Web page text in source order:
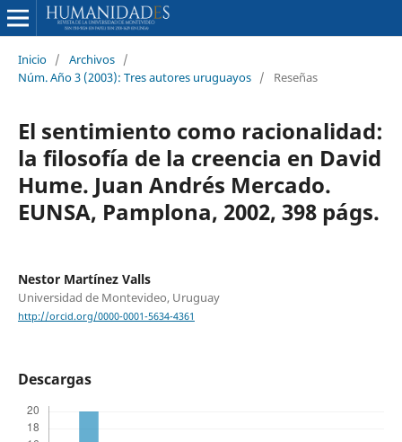
Inicio / Archivos /
Núm. Año 3 (2003): Tres autores uruguayos / Reseñas
El sentimiento como racionalidad:
la filosofía de la creencia en David
Hume. Juan Andrés Mercado.
EUNSA, Pamplona, 2002, 398 págs.
Nestor Martínez Valls
Universidad de Montevideo, Uruguay
http://orcid.org/0000-0001-5634-4361
Descargas